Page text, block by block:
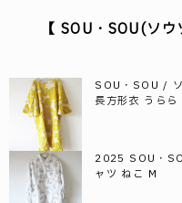
【 SOU・SOU(ソ
SOU・SOU /
長方形衣 うらら
2025 SOU・
ャツ ねこ M